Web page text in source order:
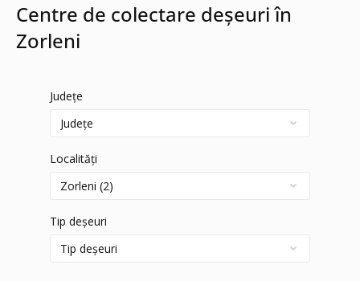
Centre de colectare deșeuri în
Zorleni
Județe
Localități
Tip deșeuri